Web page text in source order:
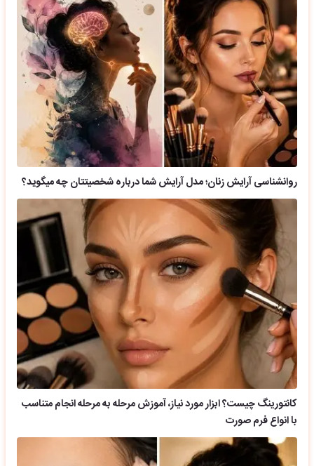
روانشناسی آرایش زنان؛ مدل آرایش شما درباره شخصیتتان چه میگوید؟
کانتورینگ چیست؟ ابزار مورد نیاز، آموزش مرحله به مرحله انجام متناسب
با انواع فرم صورت